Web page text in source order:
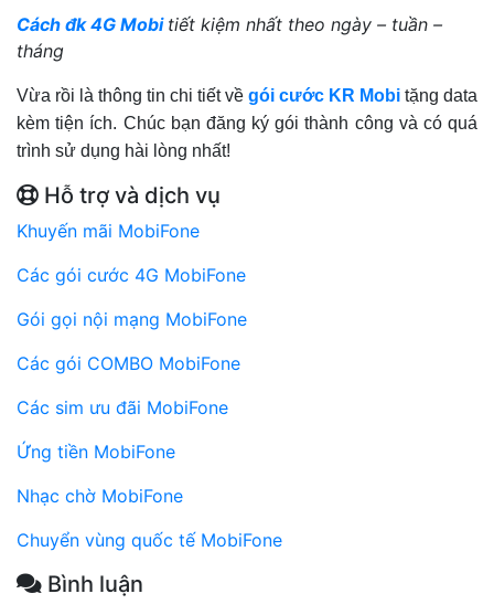
Cách đk 4G Mobi tiết kiệm nhất theo ngày – tuần –
tháng
Vừa rồi là thông tin chi tiết về gói cước KR Mobi tặng data
kèm tiện ích. Chúc bạn đăng ký gói thành công và có quá
trình sử dụng hài lòng nhất!
Hỗ trợ và dịch vụ
Khuyến mãi MobiFone
Các gói cước 4G MobiFone
Gói gọi nội mạng MobiFone
Các gói COMBO MobiFone
Các sim ưu đãi MobiFone
Ứng tiền MobiFone
Nhạc chờ MobiFone
Chuyển vùng quốc tế MobiFone
Bình luận